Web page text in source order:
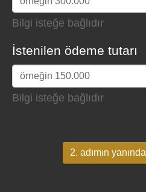
Bilgi isteğe bağlıdır
İstenilen ödeme tutarı
Bilgi isteğe bağlıdır
2. adımın yanında